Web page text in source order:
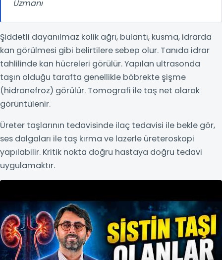
Uzmanı
Şiddetli dayanılmaz kolik ağrı, bulantı, kusma, idrarda
kan görülmesi gibi belirtilere sebep olur. Tanıda idrar
tahlilinde kan hücreleri görülür. Yapılan ultrasonda
taşın olduğu tarafta genellikle böbrekte şişme
(hidronefroz) görülür. Tomografi ile taş net olarak
görüntülenir.
Üreter taşlarının tedavisinde ilaç tedavisi ile bekle gör,
ses dalgaları ile taş kırma ve lazerle üreteroskopi
yapılabilir. Kritik nokta doğru hastaya doğru tedavi
uygulamaktır.